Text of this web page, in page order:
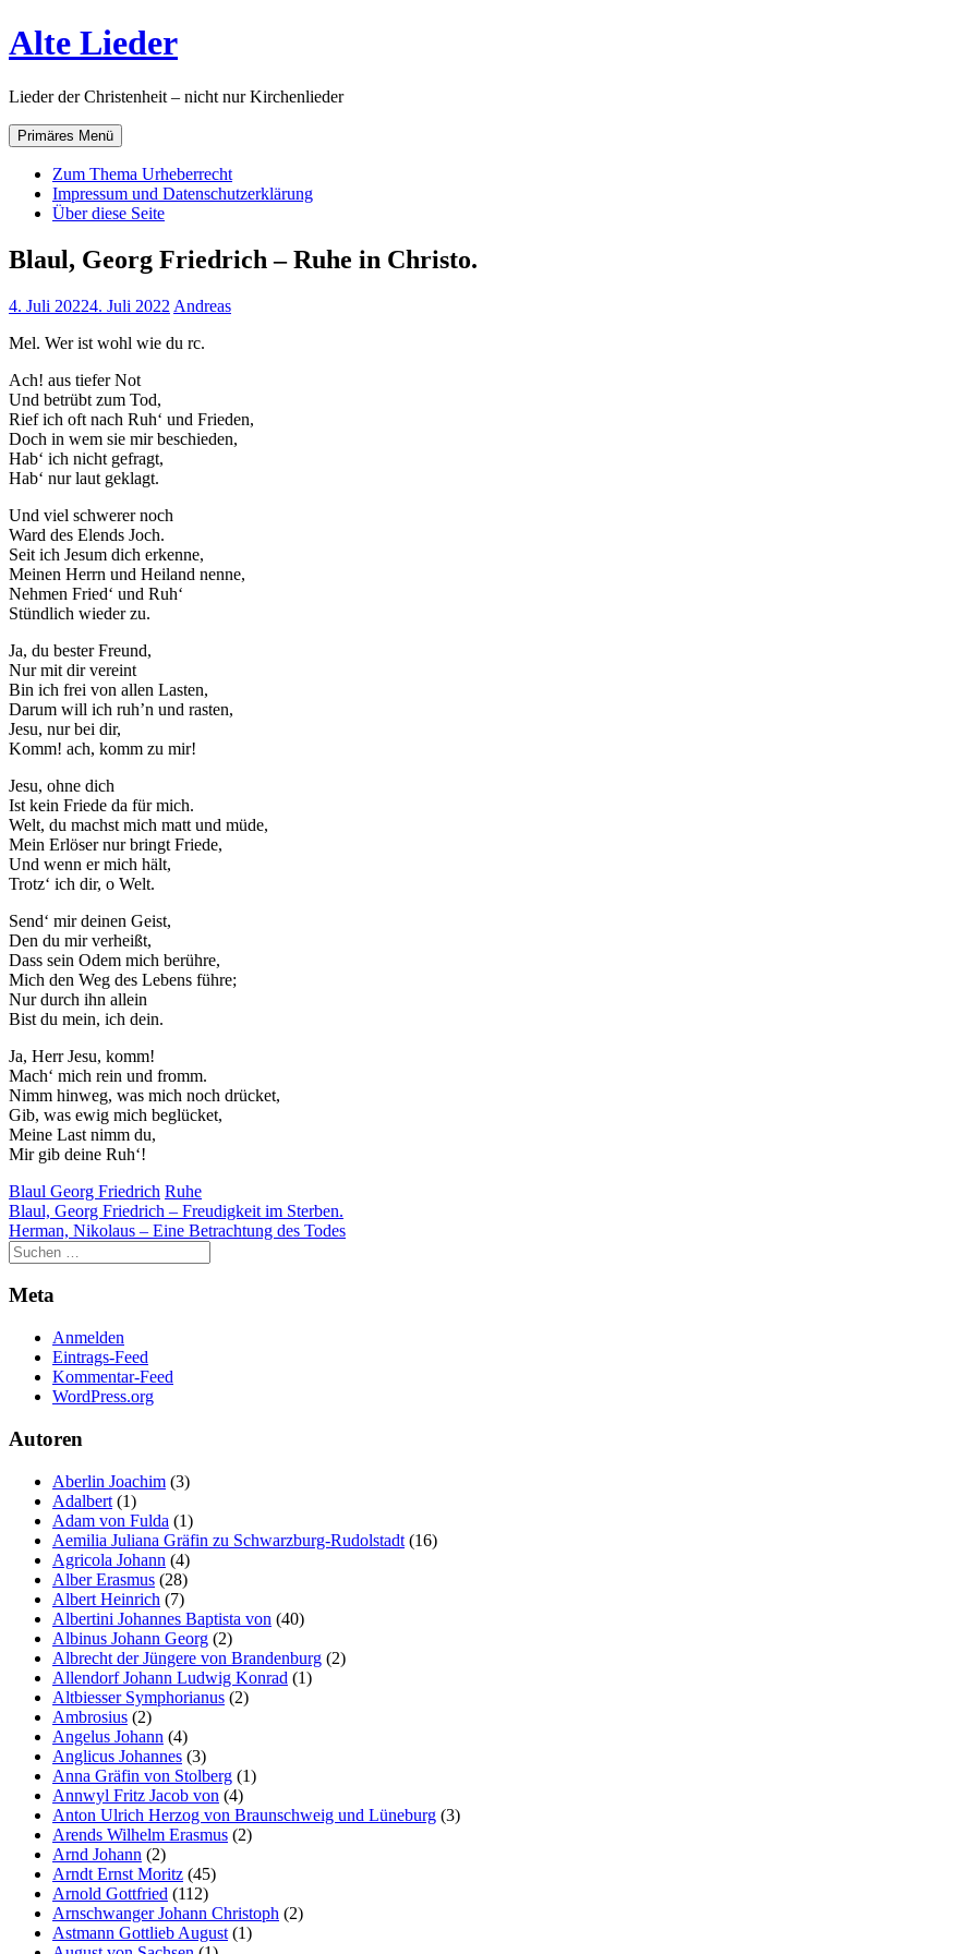
Zum
Inhalt
Alte Lieder
Lieder der Christenheit – nicht nur Kirchenlieder
Primäres Menü
Zum Thema Urheberrecht
Impressum und Datenschutzerklärung
Über diese Seite
Blaul, Georg Friedrich – Ruhe in Christo.
4. Juli 20224. Juli 2022 Andreas
Mel. Wer ist wohl wie du rc.
Ach! aus tiefer Not
Und betrübt zum Tod,
Rief ich oft nach Ruh‘ und Frieden,
Doch in wem sie mir beschieden,
Hab‘ ich nicht gefragt,
Hab‘ nur laut geklagt.
Und viel schwerer noch
Ward des Elends Joch.
Seit ich Jesum dich erkenne,
Meinen Herrn und Heiland nenne,
Nehmen Fried‘ und Ruh‘
Stündlich wieder zu.
Ja, du bester Freund,
Nur mit dir vereint
Bin ich frei von allen Lasten,
Darum will ich ruh’n und rasten,
Jesu, nur bei dir,
Komm! ach, komm zu mir!
Jesu, ohne dich
Ist kein Friede da für mich.
Welt, du machst mich matt und müde,
Mein Erlöser nur bringt Friede,
Und wenn er mich hält,
Trotz‘ ich dir, o Welt.
Send‘ mir deinen Geist,
Den du mir verheißt,
Dass sein Odem mich berühre,
Mich den Weg des Lebens führe;
Nur durch ihn allein
Bist du mein, ich dein.
Ja, Herr Jesu, komm!
Mach‘ mich rein und fromm.
Nimm hinweg, was mich noch drücket,
Gib, was ewig mich beglücket,
Meine Last nimm du,
Mir gib deine Ruh‘!
Blaul Georg Friedrich Ruhe
Beitragsnavigation
Blaul, Georg Friedrich – Freudigkeit im Sterben.
Herman, Nikolaus – Eine Betrachtung des Todes
Meta
Anmelden
Eintrags-Feed
Kommentar-Feed
WordPress.org
Autoren
Aberlin Joachim (3)
Adalbert (1)
Adam von Fulda (1)
Aemilia Juliana Gräfin zu Schwarzburg-Rudolstadt (16)
Agricola Johann (4)
Alber Erasmus (28)
Albert Heinrich (7)
Albertini Johannes Baptista von (40)
Albinus Johann Georg (2)
Albrecht der Jüngere von Brandenburg (2)
Allendorf Johann Ludwig Konrad (1)
Altbiesser Symphorianus (2)
Ambrosius (2)
Angelus Johann (4)
Anglicus Johannes (3)
Anna Gräfin von Stolberg (1)
Annwyl Fritz Jacob von (4)
Anton Ulrich Herzog von Braunschweig und Lüneburg (3)
Arends Wilhelm Erasmus (2)
Arnd Johann (2)
Arndt Ernst Moritz (45)
Arnold Gottfried (112)
Arnschwanger Johann Christoph (2)
Astmann Gottlieb August (1)
Notwendig
Diese
Cookies
sind nicht
optional.
Sie werden
benötigt,
damit die
Website
funktioniert.
Statistik
Mit diesen
Cookies
können wir die
Funktionsweise
und Struktur
der Website
auf Basis der
verbessern.
Erfahrung
Damit unsere
Website
während
Ihres Besuchs
so gut wie
möglich
funktioniert.
diese Cookies
verschwinden
einige
Funktionen
von der
Marketing
Indem Sie uns Ihre
Interessen und Ihr
Verhalten beim
Besuch unserer
Website mitteilen,
erhöhen Sie die
Wahrscheinlichkeit,
personalisierte
Inhalte und
Angebote zu sehen.